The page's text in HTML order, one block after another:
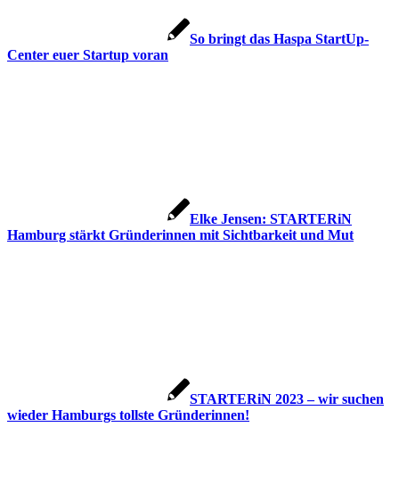
So bringt das Haspa StartUp-
Center euer Startup voran
Elke Jensen: STARTERiN
Hamburg stärkt Gründerinnen mit Sichtbarkeit und Mut
STARTERiN 2023 – wir suchen
wieder Hamburgs tollste Gründerinnen!